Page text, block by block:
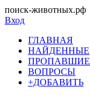
поиск-животных.рф
Вход
ГЛАВНАЯ
НАЙДЕННЫЕ
ПРОПАВШИЕ
ВОПРОСЫ
+ДОБАВИТЬ